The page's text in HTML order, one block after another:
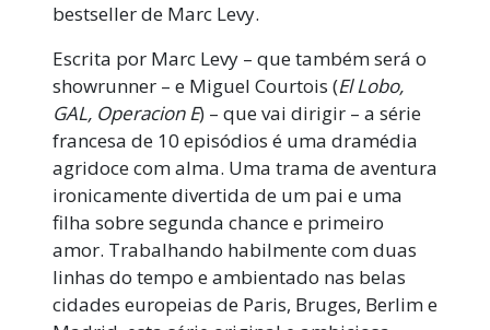
bestseller de Marc Levy.
Escrita por Marc Levy – que também será o
showrunner – e Miguel Courtois (El Lobo,
GAL, Operacion E) – que vai dirigir – a série
francesa de 10 episódios é uma dramédia
agridoce com alma. Uma trama de aventura
ironicamente divertida de um pai e uma
filha sobre segunda chance e primeiro
amor. Trabalhando habilmente com duas
linhas do tempo e ambientado nas belas
cidades europeias de Paris, Bruges, Berlim e